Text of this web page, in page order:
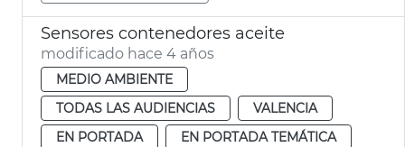
Sensores contenedores aceite
modificado hace 4 años
MEDIO AMBIENTE
TODAS LAS AUDIENCIAS
VALENCIA
EN PORTADA
EN PORTADA TEMÁTICA